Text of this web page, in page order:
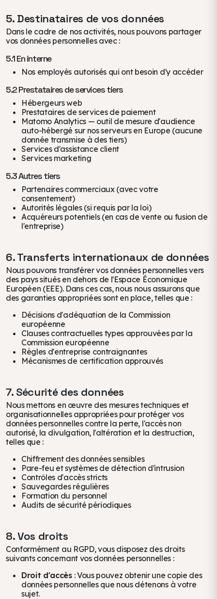
5. Destinataires de vos données
Dans le cadre de nos activités, nous pouvons partager
vos données personnelles avec :
5.1 En interne
Nos employés autorisés qui ont besoin d'y accéder
5.2 Prestataires de services tiers
Hébergeurs web
Prestataires de services de paiement
Matomo Analytics — outil de mesure d'audience
auto-hébergé sur nos serveurs en Europe (aucune
donnée transmise à des tiers)
Services d'assistance client
Services marketing
5.3 Autres tiers
Partenaires commerciaux (avec votre
consentement)
Autorités légales (si requis par la loi)
Acquéreurs potentiels (en cas de vente ou fusion de
l'entreprise)
6. Transferts internationaux de données
Nous pouvons transférer vos données personnelles vers
des pays situés en dehors de l'Espace Économique
Européen (EEE). Dans ces cas, nous nous assurons que
des garanties appropriées sont en place, telles que :
Décisions d'adéquation de la Commission
européenne
Clauses contractuelles types approuvées par la
Commission européenne
Règles d'entreprise contraignantes
Mécanismes de certification approuvés
7. Sécurité des données
Nous mettons en œuvre des mesures techniques et
organisationnelles appropriées pour protéger vos
données personnelles contre la perte, l'accès non
autorisé, la divulgation, l'altération et la destruction,
telles que :
Chiffrement des données sensibles
Pare-feu et systèmes de détection d'intrusion
Contrôles d'accès stricts
Sauvegardes régulières
Formation du personnel
Audits de sécurité périodiques
8. Vos droits
Conformément au RGPD, vous disposez des droits
suivants concernant vos données personnelles :
Droit d'accès: Vous pouvez obtenir une copie des
données personnelles que nous détenons à votre
sujet.